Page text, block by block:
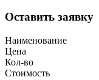
Оставить заявку
Наименование
Цена
Кол-во
Стоимость